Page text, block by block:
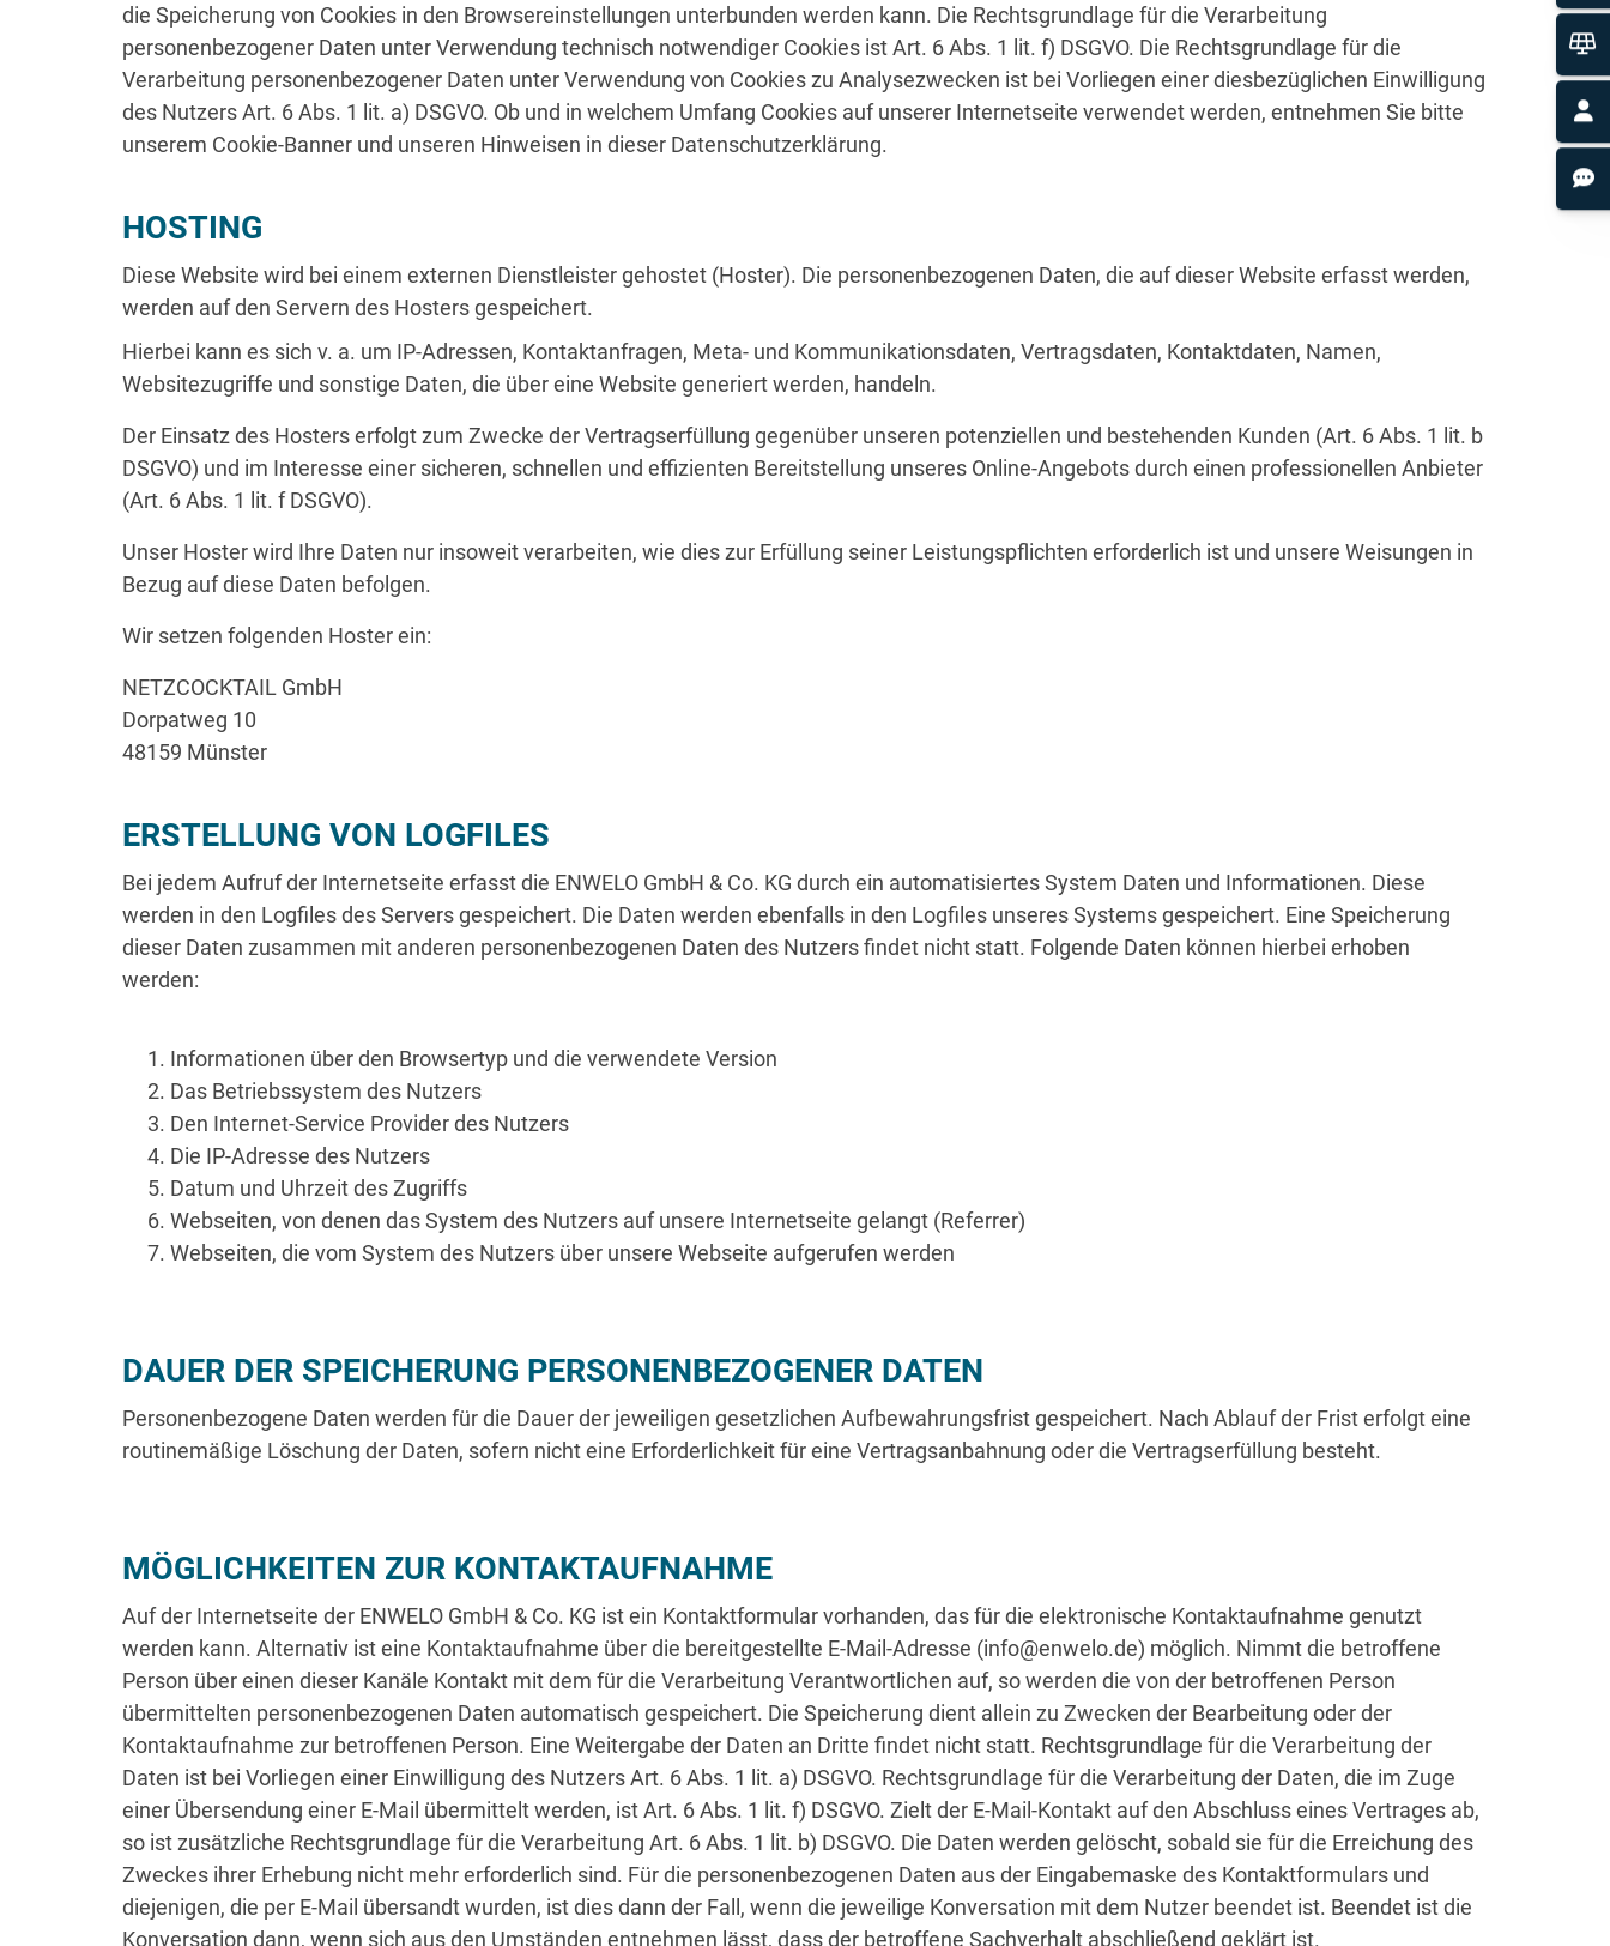
die Speicherung von Cookies in den Browsereinstellungen unterbunden werden kann. Die Rechtsgrundlage für die Verarbeitung
personenbezogener Daten unter Verwendung technisch notwendiger Cookies ist Art. 6 Abs. 1 lit. f) DSGVO. Die Rechtsgrundlage für die
Verarbeitung personenbezogener Daten unterVerwendung von Cookies zu Analysezwecken ist bei Vorliegen einer diesbezüglichen Einwilligung
des Nutzers Art. 6 Abs. 1 lit. a) DSGVO. Ob und in welchem Umfang Cookies auf unserer Internetseite verwendet werden, entnehmen Sie bitte
unserem Cookie-Banner und unseren Hinweisen in dieser Datenschutzerklärung.
HOSTING
Diese Website wird bei einem externen Dienstleister gehostet (Hoster). Die personenbezogenen Daten, die auf dieser Website erfasst werden,
werden auf den Servern des Hosters gespeichert.
Hierbei kann es sich v. a. um IP-Adressen, Kontaktanfragen, Meta- und Kommunikationsdaten, Vertragsdaten, Kontaktdaten, Namen,
Websitezugriffe und sonstige Daten, die über eine Website generiert werden, handeln.
Der Einsatz des Hosters erfolgt zum Zwecke der Vertragserfüllung gegenüber unseren potenziellen und bestehenden Kunden (Art. 6 Abs. 1 lit. b
DSGVO) und im Interesse einer sicheren, schnellen und effizienten Bereitstellung unseres Online-Angebots durch einen professionellen Anbieter
(Art. 6 Abs. 1 lit. f DSGVO).
Unser Hoster wird Ihre Daten nur insoweit verarbeiten, wie dies zur Erfüllung seiner Leistungspflichten erforderlich ist und unsere Weisungen in
Bezug auf diese Daten befolgen.
Wir setzen folgenden Hoster ein:
NETZCOCKTAIL GmbH
Dorpatweg 10
48159 Münster
ERSTELLUNG VON LOGFILES
Bei jedem Aufruf der Internetseite erfasst die ENWELO GmbH & Co. KG durch ein automatisiertesSystem Daten und Informationen. Diese
werden in den Logfiles des Servers gespeichert. Die Daten werden ebenfalls in den Logfiles unseres Systems gespeichert. Eine Speicherung
dieser Daten zusammen mit anderen personenbezogenen Daten des Nutzers findet nicht statt. Folgende Daten können hierbei erhoben
werden:
Informationen über den Browsertyp und die verwendete Version
Das Betriebssystem des Nutzers
Den Internet-Service Provider des Nutzers
Die IP-Adresse des Nutzers
Datum und Uhrzeit des Zugriffs
Webseiten, von denen das System des Nutzers auf unsere Internetseite gelangt (Referrer)
Webseiten, die vom System des Nutzers über unsere Webseite aufgerufen werden
DAUER DER SPEICHERUNG PERSONENBEZOGENER DATEN
Personenbezogene Daten werden für die Dauer der jeweiligen gesetzlichen Aufbewahrungsfrist gespeichert. Nach Ablauf der Frist erfolgt eine
routinemäßige Löschung der Daten, sofern nicht eine Erforderlichkeit für eine Vertragsanbahnung oder die Vertragserfüllung besteht.
MÖGLICHKEITEN ZUR KONTAKTAUFNAHME
Auf der Internetseite der ENWELO GmbH & Co. KG ist ein Kontaktformular vorhanden, das für die elektronische Kontaktaufnahme genutzt
werden kann. Alternativ ist eine Kontaktaufnahme über die bereitgestellte E-Mail-Adresse (info@enwelo.de) möglich. Nimmt die betroffene
Person über einen dieser Kanäle Kontakt mit dem für die Verarbeitung Verantwortlichen auf, so werden die von der betroffenen Person
übermittelten personenbezogenen Daten automatisch gespeichert. Die Speicherung dient allein zu Zwecken der Bearbeitung oder der
Kontaktaufnahme zur betroffenen Person. Eine Weitergabe der Daten an Dritte findet nicht statt. Rechtsgrundlage für die Verarbeitung der
Daten ist bei Vorliegen einer Einwilligung des Nutzers Art. 6 Abs. 1 lit. a) DSGVO. Rechtsgrundlage für die Verarbeitung der Daten, die im Zuge
einer Übersendung einer E-Mail übermittelt werden, ist Art. 6 Abs. 1 lit. f) DSGVO. Zielt der E-Mail-Kontakt auf den Abschluss eines Vertrages ab,
so ist zusätzliche Rechtsgrundlage für die Verarbeitung Art. 6 Abs. 1 lit. b) DSGVO. Die Daten werden gelöscht, sobald sie für die Erreichung des
Zweckes ihrer Erhebung nicht mehr erforderlich sind. Für die personenbezogenen Daten aus der Eingabemaske des Kontaktformulars und
diejenigen, die per E-Mail übersandt wurden, ist dies dann der Fall, wenn die jeweilige Konversation mit dem Nutzer beendet ist. Beendet ist die
Konversation dann, wenn sich aus den Umständen entnehmen lässt, dass der betroffene Sachverhalt abschließend geklärt ist.